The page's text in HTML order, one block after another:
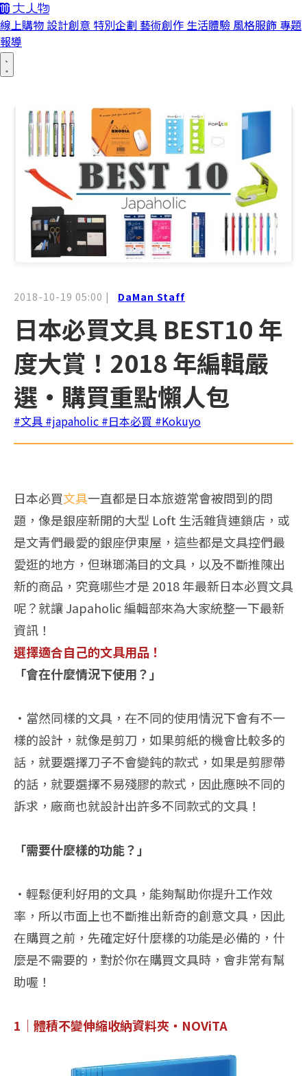
線上購物 設計創意 特別企劃 藝術創作 生活體驗 風格服飾 專題
報導
2018-10-19 05:00 | DaMan Staff
日本必買文具 BEST10 年
度大賞！2018 年編輯嚴
選・購買重點懶人包
#文具 #japaholic #日本必買 #Kokuyo
日本必買文具一直都是日本旅遊常會被問到的問
題，像是銀座新開的大型 Loft 生活雜貨連鎖店，或
是文青們最愛的銀座伊東屋，這些都是文具控們最
愛逛的地方，但琳瑯滿目的文具，以及不斷推陳出
新的商品，究竟哪些才是 2018 年最新日本必買文具
呢？就讓 Japaholic 編輯部來為大家統整一下最新
資訊！
選擇適合自己的文具用品！
「會在什麼情況下使用？」
・當然同樣的文具，在不同的使用情況下會有不一
樣的設計，就像是剪刀，如果剪紙的機會比較多的
話，就要選擇刀子不會變鈍的款式，如果是剪膠帶
的話，就要選擇不易殘膠的款式，因此應映不同的
訴求，廠商也就設計出許多不同款式的文具！
「需要什麼樣的功能？」
・輕鬆便利好用的文具，能夠幫助你提升工作效
率，所以市面上也不斷推出新奇的創意文具，因此
在購買之前，先確定好什麼樣的功能是必備的，什
麼是不需要的，對於你在購買文具時，會非常有幫
助喔！
1｜體積不變伸縮收納資料夾・NOViTA